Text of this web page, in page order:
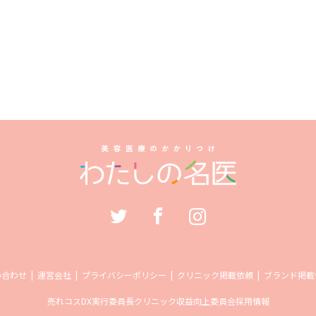
わせ 運営会社 プライバシーポリシー クリニック掲載依頼 ブランド掲
売れコスDX実行委員長クリニック収益向上委員会採用情報